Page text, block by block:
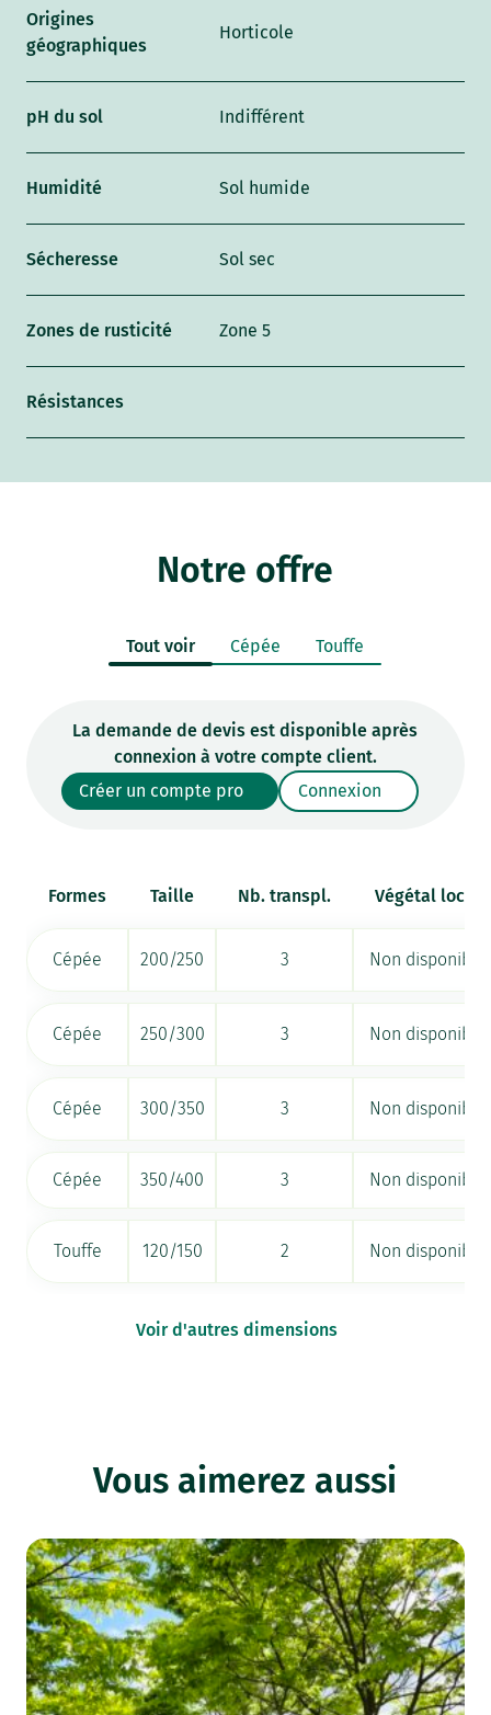
Origines
géographiques
Horticole
pH du sol Indifférent
Humidité Sol humide
Sécheresse Sol sec
Zones de rusticité Zone 5
Résistances
Notre offre
Tout voir Cépée Touffe
La demande de devis est disponible après
connexion à votre compte client.
Créer un compte pro
Connexion
Formes Taille Nb. transpl. Végétal local
Cépée 200/250 3 Non disponible
Cépée 250/300 3 Non disponible
Cépée 300/350 3 Non disponible
Cépée 350/400 3 Non disponible
Touffe 120/150 2 Non disponible
Voir d'autres dimensions
Vous aimerez aussi